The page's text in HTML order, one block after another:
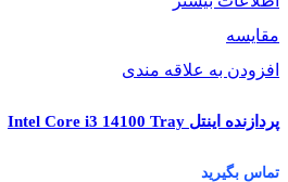
مقایسه
افزودن به علاقه مندی
پردازنده اینتل Intel Core i3 14100 Tray
تماس بگیرید